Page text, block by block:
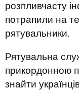
розпливчасту
потрапили на
рятувальники.
Рятувальна
прикордонною
знайти